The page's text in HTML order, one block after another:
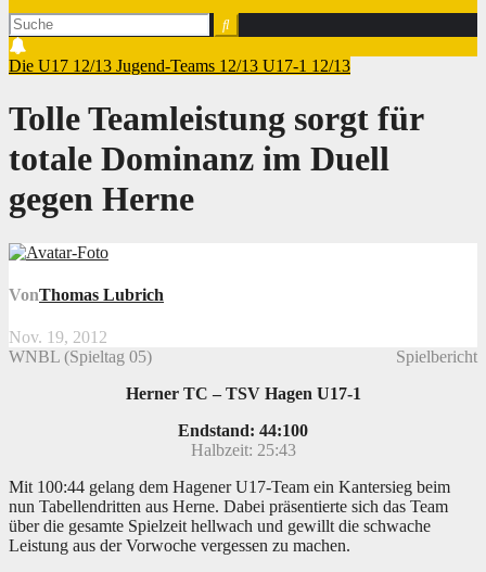
Die U17 12/13 Jugend-Teams 12/13 U17-1 12/13
Tolle Teamleistung sorgt für
totale Dominanz im Duell
gegen Herne
VonThomas Lubrich
Nov. 19, 2012
WNBL (Spieltag 05)
Spielbericht
Herner TC – TSV Hagen U17-1
Endstand: 44:100
Halbzeit: 25:43
Mit 100:44 gelang dem Hagener U17-Team ein Kantersieg beim
nun Tabellendritten aus Herne. Dabei präsentierte sich das Team
über die gesamte Spielzeit hellwach und gewillt die schwache
Leistung aus der Vorwoche vergessen zu machen.